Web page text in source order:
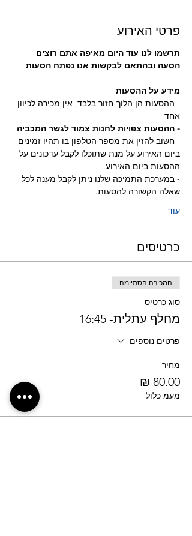
פרטי האירוע
תרשמו לנו עוד היום מאיפה אתם רוצים
הסעה ובהתאם לבקשות אנו נפתח הסעות
מידע על ההסעות
- ההסעות הן הלוך-חזור בלבד, אין מכירה לכיוון
אחד
- ההסעות צפויות לחנות צמוד לגשר המכביה
- חשוב להזין את מספר הטלפון בו תהיו זמינים
ביום האירוע על מנת שתוכלו לקבל עדכונים על
ההסעות ביום האירוע.
- במערכת התמיכה שלנו ניתן לקבל מענה לכל
שאלה הקשורה להסעות.
עוד
כרטיסים
המכירה הסתיימה
סוג כרטיס
מחלף עתלית- 16:45
פרטים נוספים
מחיר
מעמ כלול